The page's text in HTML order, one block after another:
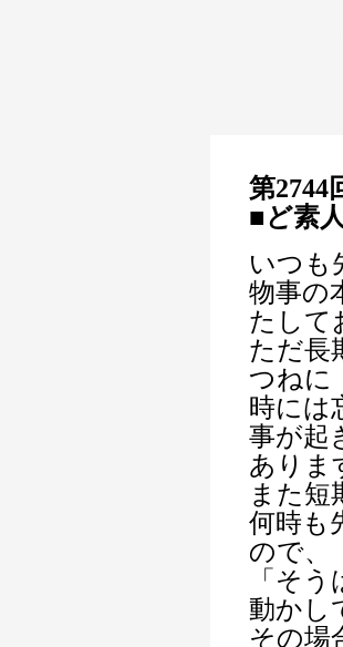
第2744
■ど素
いつも
物事の
たして
ただ長
つねに
時には
事が起
ありま
また短
何時も
ので、
「そ
動かし
その場